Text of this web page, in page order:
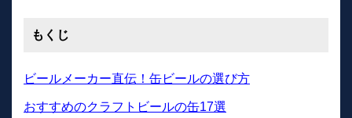
もくじ
ビールメーカー直伝！缶ビールの選び方
おすすめのクラフトビールの缶17選